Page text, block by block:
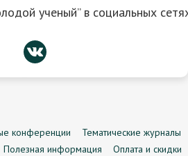
ученый” в социальных
конференции
Тематические журналы
Полезная информация
Оплата и скидки